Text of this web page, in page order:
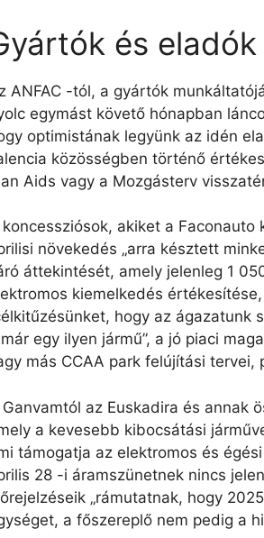
és
ANFAC -tól, a gyártók
egymást követő hónapban
optimistának legyünk az idén
közösségben történő
Aids vagy a Mozgásterv
akiket a Faconauto
növekedés „arra késztett
áttekintését, amely jelenleg 1
kiemelkedés
hogy az ágazatunk
egy ilyen jármű”, a jó piaci
más CCAA park felújítási tervei,
Ganvamtól az Euskadira és annak
a kevesebb kibocsátási
támogatja az elektromos és
28 -i áramszünetnek nincs
„rámutatnak, hogy
a főszereplő nem pedig a